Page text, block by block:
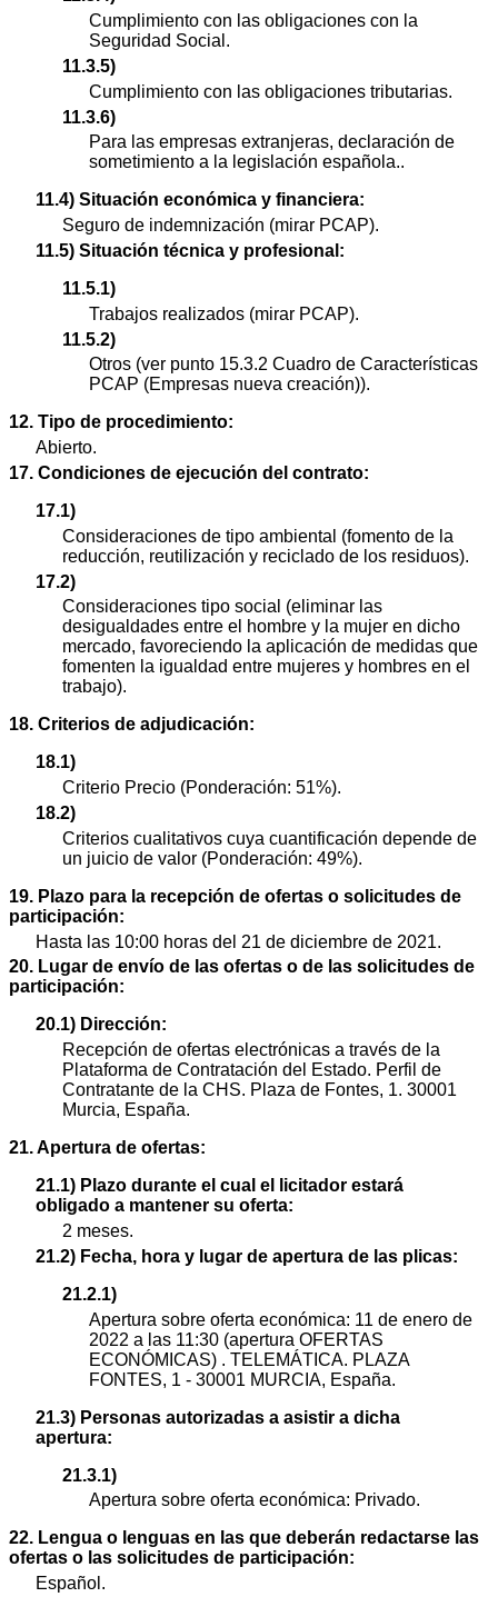
Cumplimiento con las obligaciones con la
Seguridad Social.
11.3.5)
Cumplimiento con las obligaciones tributarias.
11.3.6)
Para las empresas extranjeras, declaración de
sometimiento a la legislación española..
11.4) Situación económica y financiera:
Seguro de indemnización (mirar PCAP).
11.5) Situación técnica y profesional:
11.5.1)
Trabajos realizados (mirar PCAP).
11.5.2)
Otros (ver punto 15.3.2 Cuadro de Características
PCAP (Empresas nueva creación)).
12. Tipo de procedimiento:
Abierto.
17. Condiciones de ejecución del contrato:
17.1)
Consideraciones de tipo ambiental (fomento de la
reducción, reutilización y reciclado de los residuos).
17.2)
Consideraciones tipo social (eliminar las
desigualdades entre el hombre y la mujer en dicho
mercado, favoreciendo la aplicación de medidas que
fomenten la igualdad entre mujeres y hombres en el
trabajo).
18. Criterios de adjudicación:
18.1)
Criterio Precio (Ponderación: 51%).
18.2)
Criterios cualitativos cuya cuantificación depende de
un juicio de valor (Ponderación: 49%).
19. Plazo para la recepción de ofertas o solicitudes de
participación:
Hasta las 10:00 horas del 21 de diciembre de 2021.
20. Lugar de envío de las ofertas o de las solicitudes de
participación:
20.1) Dirección:
Recepción de ofertas electrónicas a través de la
Plataforma de Contratación del Estado. Perfil de
Contratante de la CHS. Plaza de Fontes, 1. 30001
Murcia, España.
21. Apertura de ofertas:
21.1) Plazo durante el cual el licitador estará
obligado a mantener su oferta:
2 meses.
21.2) Fecha, hora y lugar de apertura de las plicas:
21.2.1)
Apertura sobre oferta económica: 11 de enero de
2022 a las 11:30 (apertura OFERTAS
ECONÓMICAS) . TELEMÁTICA. PLAZA
FONTES, 1 - 30001 MURCIA, España.
21.3) Personas autorizadas a asistir a dicha
apertura:
21.3.1)
Apertura sobre oferta económica: Privado.
22. Lengua o lenguas en las que deberán redactarse las
ofertas o las solicitudes de participación:
Español.